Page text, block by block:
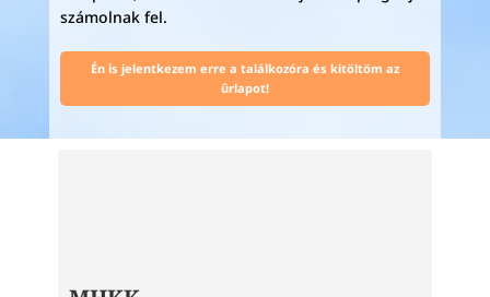
számolnak fel.
Én is jelentkezem erre a találkozóra és kitöltöm az
űrlapot!